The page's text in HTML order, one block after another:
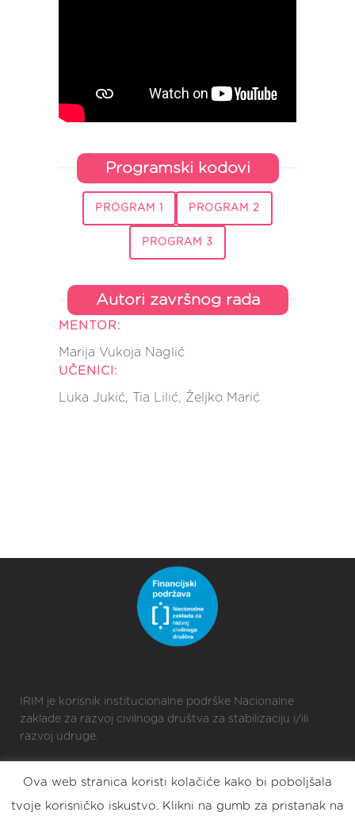
Programski kodovi
PROGRAM 1 PROGRAM 2
PROGRAM 3
Autori završnog rada
MENTOR:
Marija Vukoja Naglić
UČENICI:
Luka Jukić, Tia Lilić, Željko Marić
IRIM je korisnik institucionalne podrške Nacionalne
zaklade za razvoj civilnoga društva za stabilizaciju i/ili
razvoj udruge.
Ova web stranica koristi kolačiće kako bi poboljšala
tvoje korisničko iskustvo. Klikni na gumb za pristanak na